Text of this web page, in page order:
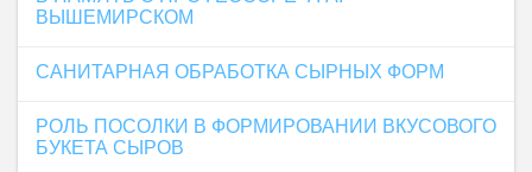
ВЫШЕМИРСКОМ
САНИТАРНАЯ ОБРАБОТКА СЫРНЫХ ФОРМ
РОЛЬ ПОСОЛКИ В ФОРМИРОВАНИИ ВКУСОВОГО
БУКЕТА СЫРОВ